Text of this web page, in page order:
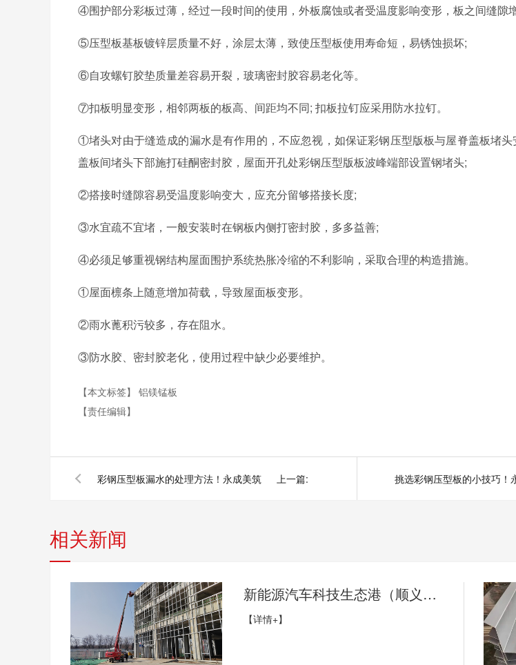
④围护部分彩板过薄，经过一段时间的使用，外板腐蚀或者受温度影响变形，板之间缝隙增
⑤压型板基板镀锌层质量不好，涂层太薄，致使压型板使用寿命短，易锈蚀损坏;
⑥自攻螺钉胶垫质量差容易开裂，玻璃密封胶容易老化等。
⑦扣板明显变形，相邻两板的板高、间距均不同; 扣板拉钉应采用防水拉钉。
①堵头对由于缝造成的漏水是有作用的，不应忽视，如保证彩钢压型版板与屋脊盖板堵
盖板间堵头下部施打硅酮密封胶，屋面开孔处彩钢压型版板波峰端部设置钢堵头;
②搭接时缝隙容易受温度影响变大，应充分留够搭接长度;
③水宜疏不宜堵，一般安装时在钢板内侧打密封胶，多多益善;
④必须足够重视钢结构屋面围护系统热胀冷缩的不利影响，采取合理的构造措施。
①屋面檩条上随意增加荷载，导致屋面板变形。
②雨水蓖积污较多，存在阻水。
③防水胶、密封胶老化，使用过程中缺少必要维护。
【本文标签】 铝镁锰板
【责任编辑】
上一篇:
彩钢压型板漏水的处理方法！永成美筑 挑选彩钢压型板的小技巧！
相关新闻
新能源汽车科技生态港（顺义）汽车核心零部件标准厂房项目施工进展
【详情+】